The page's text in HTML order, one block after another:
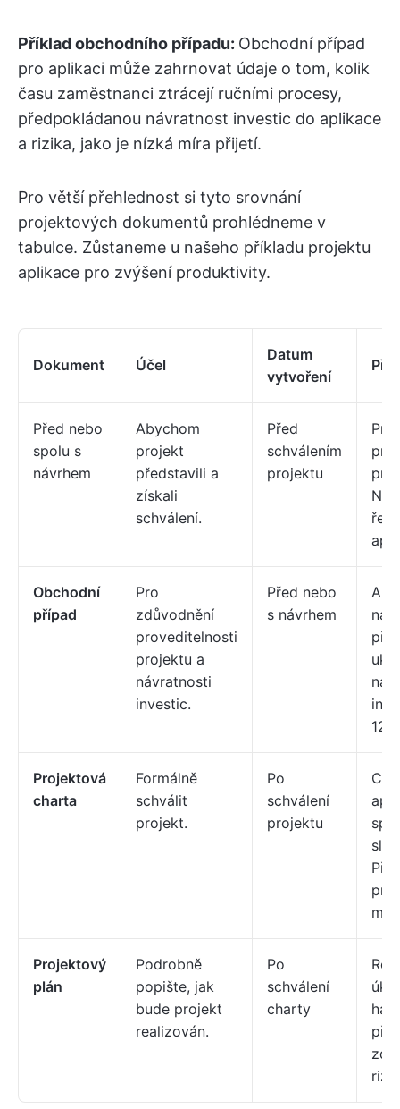
Příklad obchodního případu: Obchodní případ
pro aplikaci může zahrnovat údaje o tom, kolik
času zaměstnanci ztrácejí ručními procesy,
předpokládanou návratnost investic do aplikace
a rizika, jako je nízká míra přijetí.
Pro větší přehlednost si tyto srovnání
projektových dokumentů prohlédneme v
tabulce. Zůstaneme u našeho příkladu projektu
aplikace pro zvýšení produktivity.
Dokument Účel
Datum
vytvoření
Před nebo
spolu s
návrhem
Abychom
projekt
představili a
získali
schválení.
Před
schválením
projektu
Obchodní
případ
Pro
zdůvodnění
proveditelnosti
projektu a
návratnosti
investic.
Před nebo
s návrhem
Projektová
charta
Formálně
schválit
projekt.
Po
schválení
projektu
Projektový
plán
Podrobně
popište, jak
bude projekt
realizován.
Po
schválení
charty